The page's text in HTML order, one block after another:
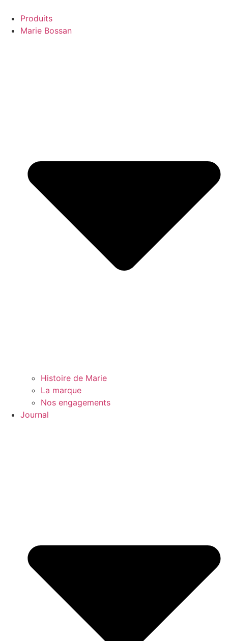
contenu
Produits
Marie Bossan
Histoire de Marie
La marque
Nos engagements
Journal